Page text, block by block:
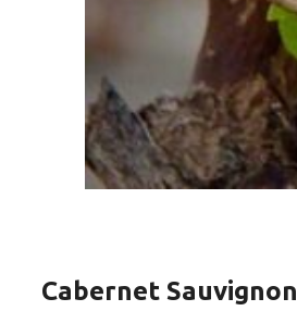
Cabernet Sauvignon